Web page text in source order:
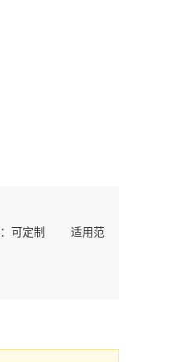
：可定制 适用范